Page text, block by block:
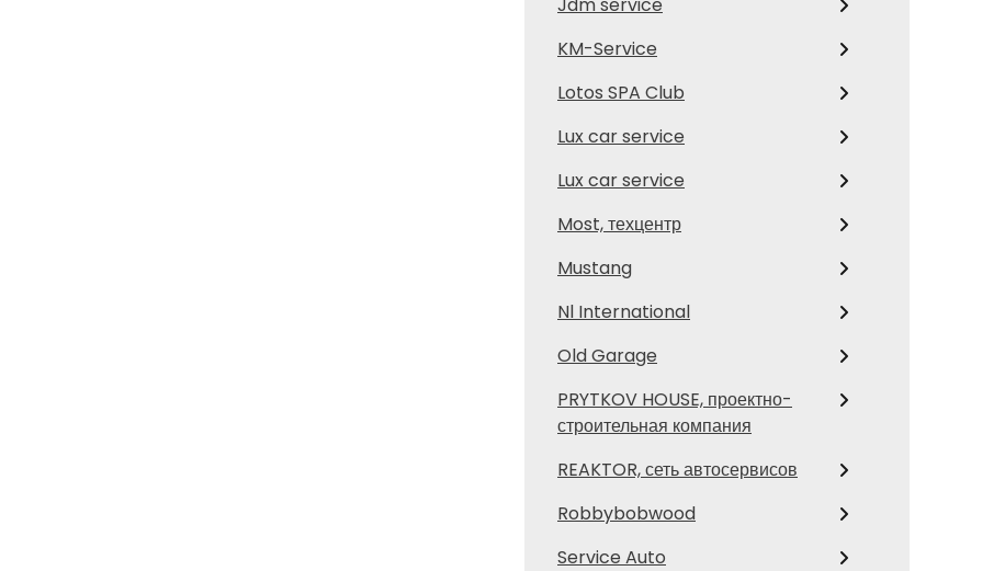
KM-Service
Lotos SPA Club
Lux car service
Lux car service
Most, техцентр
Mustang
Nl International
Old Garage
PRYTKOV HOUSE, проектно-
строительная компания
REAKTOR, сеть автосервисов
Robbybobwood
Service Auto